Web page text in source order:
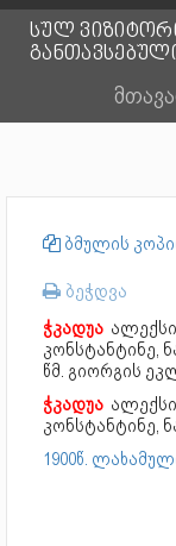
სულ ვიზიტორი
ბმულის
ბეჭდვა
ჭკადუა
კონსტანტინე,
წმ. გიორგის
ჭკადუა
კონსტანტინე,
1900წ.